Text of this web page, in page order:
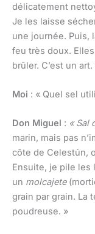
délicatement
Je les laisse
une journée. Puis,
feu très doux.
brûler. C’est un art.
Moi : « Quel sel
Don Miguel : « Sal
marin, mais pas
côte de Celestún,
Ensuite, je pile les
un molcajete
grain par grain. La
poudreuse. »